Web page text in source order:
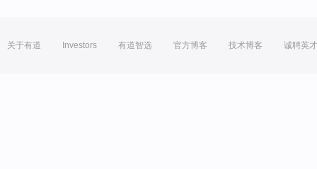
关于有道 Investors 有道智选 官方博客 技术博客 诚聘英才